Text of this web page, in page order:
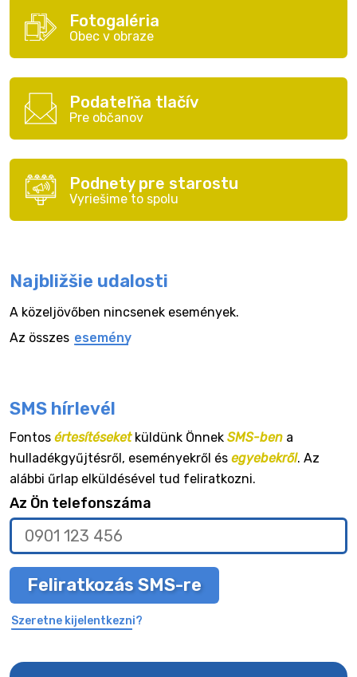
Fotogaléria
Obec v obraze
Podateľňa tlačív
Pre občanov
Podnety pre starostu
Vyriešime to spolu
Najbližšie udalosti
A közeljövőben nincsenek események.
Az összes esemény
SMS hírlevél
Fontos értesítéseketküldünk Önnek SMS-ben a
hulladékgyűjtésről, eseményekről és egyebekről. Az
alábbi űrlap elküldésével tud feliratkozni.
Az Ön telefonszáma
Feliratkozás SMS-re
Szeretne kijelentkezni?